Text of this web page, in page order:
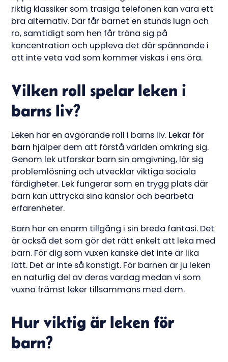
riktig klassiker som trasiga telefonen kan vara ett
bra alternativ. Där får barnet en stunds lugn och
ro, samtidigt som hen får träna sig på
koncentration och uppleva det där spännande i
att inte veta vad som kommer viskas i ens öra.
Vilken roll spelar leken i
barns liv?
Leken har en avgörande roll i barns liv. Lekar för
barn hjälper dem att förstå världen omkring sig.
Genom lek utforskar barn sin omgivning, lär sig
problemlösning och utvecklar viktiga sociala
färdigheter. Lek fungerar som en trygg plats där
barn kan uttrycka sina känslor och bearbeta
erfarenheter.
Barn har en enorm tillgång i sin breda fantasi. Det
är också det som gör det rätt enkelt att leka med
barn. För dig som vuxen kanske det inte är lika
lätt. Det är inte så konstigt. För barnen är ju leken
en naturlig del av deras vardag medan vi som
vuxna främst leker tillsammans med dem.
Hur viktig är leken för
barn?